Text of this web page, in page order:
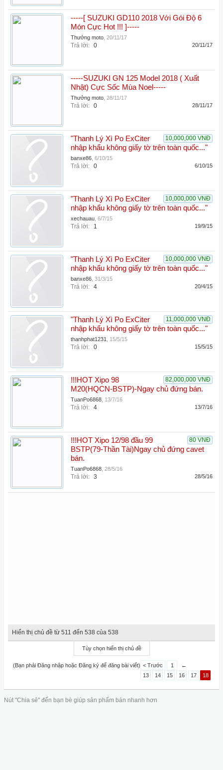
-----[ SUZUKI GD110 2018 Với Gói Độ 6
Món Cực Hot !!! ]-----
Thưởng moto 20/11/17
Trả lời: 0 20/11/17
-----SUZUKI GN 125 Model 2018 ( Xuất
Nhật) Cực Sốc Mùa Noel-----
Thưởng moto 28/11/17
Trả lời: 0 28/11/17
10,000,000 VNĐ
"Thanh Lý Xì Po ExCiter
nhập khẩu không giấy tờ trên toàn quốc..."
banxe86 6/10/15
Trả lời: 0 6/10/15
10,000,000 VNĐ
"Thanh Lý Xì Po ExCiter
nhập khẩu không giấy tờ trên toàn quốc..."
xechauau 6/7/15
Trả lời: 1 19/9/15
10,000,000 VNĐ
"Thanh Lý Xì Po ExCiter
nhập khẩu không giấy tờ trên toàn quốc..."
banxe86 31/3/15
Trả lời: 4 20/4/15
11,000,000 VNĐ
"Thanh Lý Xì Po ExCiter
nhập khẩu không giấy tờ trên toàn quốc..."
thanhphat1231 15/5/15
Trả lời: 0 15/5/15
82,000,000 VNĐ
!!!HOT Xipo 98
M20(HQCN-BSTP)-Ngay chủ đứng bán.
TuanPo6868 13/7/16
Trả lời: 4 13/7/16
80 VNĐ
!!!HOT Xipo 12/98 đầu 99
BSTP(79-Thần Tài)Ngay chủ đứng cavet
bán.
TuanPo6868 28/5/16
Trả lời: 3 28/5/16
Hiển thị chủ đề từ 511 đến 538 của 538
Tùy chọn hiển thị chủ đề
(Bạn phải Đăng nhập hoặc Đăng ký để đăng bài viết) < Trước 1
←
13
14 15 16 17 18
Nút "Chia sẻ" đến bạn bè giúp sản phẩm bán nhanh hơn